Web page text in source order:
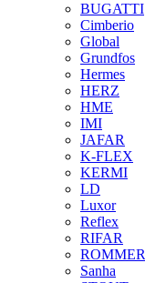
BUGATTI
Cimberio
Global
Grundfos
Hermes
HERZ
HME
IMI
JAFAR
K-FLEX
KERMI
LD
Luxor
Reflex
RIFAR
ROMMER
Sanha